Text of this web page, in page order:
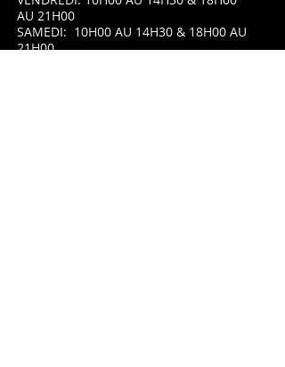
AU 21H00
SAMEDI: 10H00 AU 14H30 & 18H00 AU
21H00